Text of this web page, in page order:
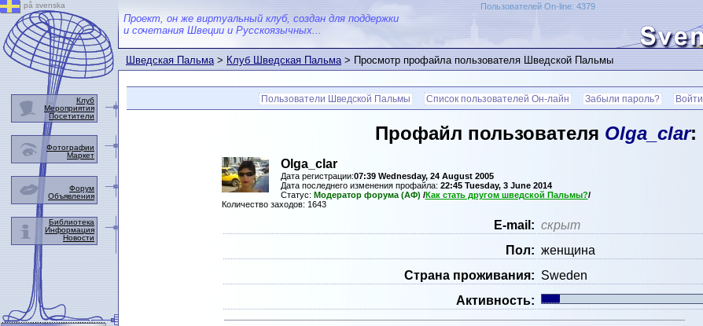
Проект, он же виртуальный клуб, создан для поддержки
и сочетания Швеции и Русскоязычных...
Пользователей On-line: 4379
Шведская Пальма>Клуб Шведская Пальма> Просмотр профайла пользователя Шведской Пальмы
Пользователи Шведской Пальмы Список пользователей Он-лайн Забыли пароль? Войти
Профайл пользователя Olga_clar:
Olga_clar
Дата регистрации:07:39 Wednesday, 24 August 2005
Дата последнего изменения профайла: 22:45 Tuesday, 3 June 2014
Статус: Модератор форума (АФ) /Как стать другом шведской Пальмы?/
Количество заходов: 1643
Е-mail: скрыт
Пол: женщина
Страна проживания: Sweden
Активность:
på svenska
Клуб
Мероприятия
Посетители
Фотографии
Маркет
Форум
Объявления
Библиотека
Информация
Новости